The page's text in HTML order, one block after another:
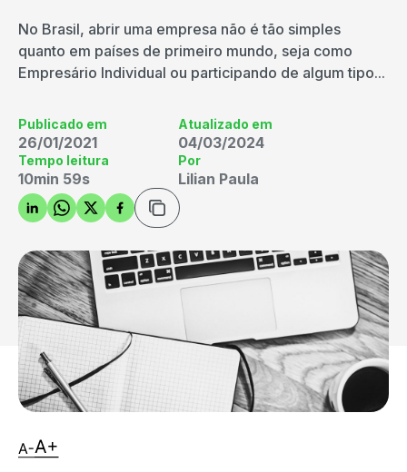
No Brasil, abrir uma empresa não é tão simples
quanto em países de primeiro mundo, seja como
Empresário Individual ou participando de algum tipo...
Publicado em
26/01/2021
Atualizado em
04/03/2024
Tempo leitura
10min 59s
Por
Lilian Paula